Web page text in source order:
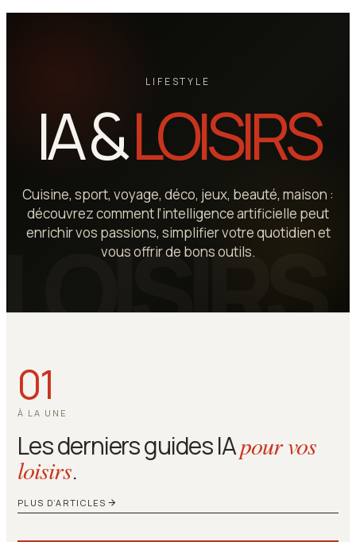
LIFESTYLE
IA &LOISIRS
Cuisine, sport, voyage, déco, jeux, beauté, maison :
découvrez comment l’intelligence artificielle peut
enrichir vos passions, simplifier votre quotidien et
vous offrir de bons outils.
01
À LA UNE
Les derniers guides IApour vos
loisirs.
PLUS D’ARTICLES